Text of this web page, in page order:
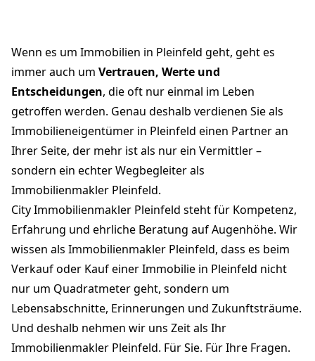
Wenn es um Immobilien in Pleinfeld geht, geht es
immer auch um Vertrauen, Werte und
Entscheidungen, die oft nur einmal im Leben
getroffen werden. Genau deshalb verdienen Sie als
Immobilieneigentümer in Pleinfeld einen Partner an
Ihrer Seite, der mehr ist als nur ein Vermittler –
sondern ein echter Wegbegleiter als
Immobilienmakler Pleinfeld.
City Immobilienmakler Pleinfeld steht für Kompetenz,
Erfahrung und ehrliche Beratung auf Augenhöhe. Wir
wissen als Immobilienmakler Pleinfeld, dass es beim
Verkauf oder Kauf einer Immobilie in Pleinfeld nicht
nur um Quadratmeter geht, sondern um
Lebensabschnitte, Erinnerungen und Zukunftsträume.
Und deshalb nehmen wir uns Zeit als Ihr
Immobilienmakler Pleinfeld. Für Sie. Für Ihre Fragen.